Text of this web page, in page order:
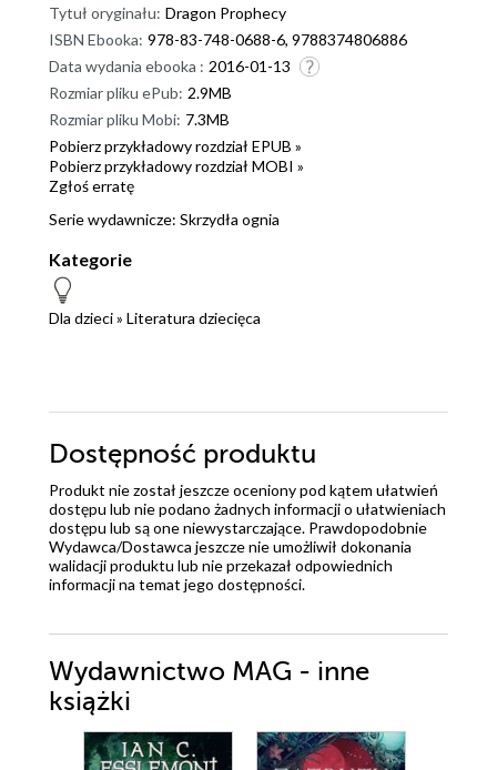
Tytuł oryginału: Dragon Prophecy
ISBN Ebooka: 978-83-748-0688-6, 9788374806886
Data wydania ebooka : 2016-01-13
Rozmiar pliku ePub: 2.9MB
Rozmiar pliku Mobi: 7.3MB
Pobierz przykładowy rozdział EPUB »
Pobierz przykładowy rozdział MOBI »
Zgłoś erratę
Serie wydawnicze: Skrzydła ognia
Kategorie
Dla dzieci» Literatura dziecięca
Dostępność produktu
Produkt nie został jeszcze oceniony pod kątem ułatwień
dostępu lub nie podano żadnych informacji o ułatwieniach
dostępu lub są one niewystarczające. Prawdopodobnie
Wydawca/Dostawca jeszcze nie umożliwił dokonania
walidacji produktu lub nie przekazał odpowiednich
informacji na temat jego dostępności.
Wydawnictwo MAG - inne
książki